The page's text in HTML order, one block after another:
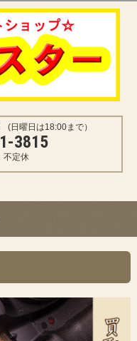
曜日は18:00まで）
3815
不定休